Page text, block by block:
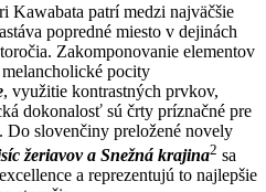
Kawabata patrí medzi najväčšie
popredné miesto v dejinách
Zakomponovanie elementov
pocity
, využitie kontrastných prvkov,
dokonalosť sú črty príznačné pre
Do slovenčiny preložené novely
žeriavov a Snežná krajina2 sa
a reprezentujú to najlepšie